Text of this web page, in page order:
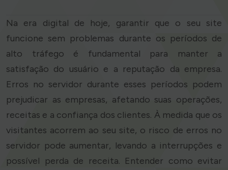
Na era digital de hoje, garantir que o seu site
funcione sem problemas durante os períodos de
alto tráfego é fundamental para manter a
satisfação do usuário e a reputação da empresa.
Erros no servidor durante esses períodos podem
prejudicar as empresas, afetando suas operações,
receitas e a confiança dos clientes. À medida que os
visitantes acorrem ao seu site, o risco de erros no
servidor pode aumentar, levando a interrupções e
possível perda de receita. Entender como evitar